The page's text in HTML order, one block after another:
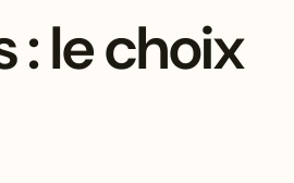
: le choix